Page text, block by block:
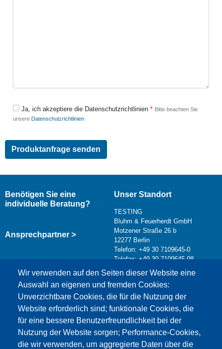
Ja, ich akzeptiere die Datenschutzrichtlinien
Bitte beachten Sie
unsere Datenschutzrichtlinien
Wir verwenden auf den Seiten dieser Website eine
Auswahl an eigenen und fremden Cookies:
Unverzichtbare Cookies, die für die Nutzung der
Website erforderlich sind; funktionale Cookies, die
für eine bessere Benutzerfreundlichkeit bei der
Nutzung der Website sorgen; Performance-Cookies,
die wir verwenden, um aggregierte Daten über die
Benötigen Sie eine
individuelle Beratung?
Ansprechpartner >
Unser Standort
TESTING
Bluhm & Feuerherdt GmbH
Motzener Straße 26 b
12277 Berlin
Telefon: +49 30 7109645-0
Telefax: +49 30 7109645-98
info@testing.de